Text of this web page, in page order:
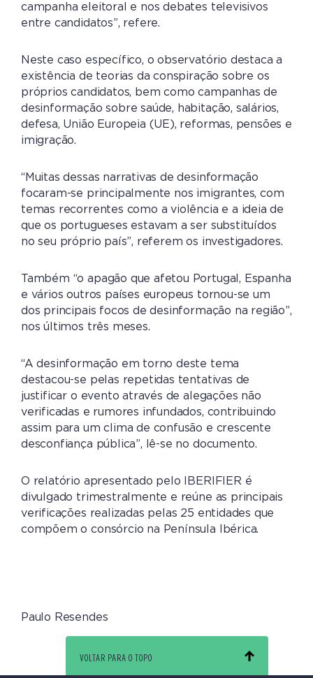
campanha eleitoral e nos debates televisivos
entre candidatos”, refere.
Neste caso específico, o observatório destaca a
existência de teorias da conspiração sobre os
próprios candidatos, bem como campanhas de
desinformação sobre saúde, habitação, salários,
defesa, União Europeia (UE), reformas, pensões e
imigração.
“Muitas dessas narrativas de desinformação
focaram-se principalmente nos imigrantes, com
temas recorrentes como a violência e a ideia de
que os portugueses estavam a ser substituídos
no seu próprio país”, referem os investigadores.
Também “o apagão que afetou Portugal, Espanha
e vários outros países europeus tornou-se um
dos principais focos de desinformação na região”,
nos últimos três meses.
“A desinformação em torno deste tema
destacou-se pelas repetidas tentativas de
justificar o evento através de alegações não
verificadas e rumores infundados, contribuindo
assim para um clima de confusão e crescente
desconfiança pública”, lê-se no documento.
O relatório apresentado pelo IBERIFIER é
divulgado trimestralmente e reúne as principais
verificações realizadas pelas 25 entidades que
compõem o consórcio na Península Ibérica.
Paulo Resendes
VOLTAR PARA O TOPO